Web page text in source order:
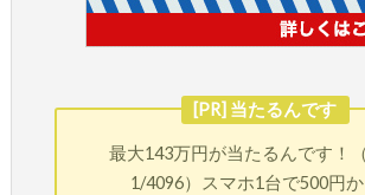
[PR] 当たるんです
最大143万円が当たるんです！
1/4096）スマホ1台で500円か